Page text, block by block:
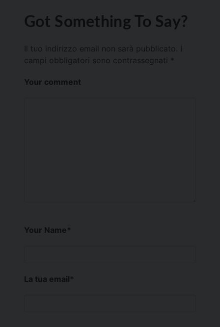
Got Something To Say?
Il tuo indirizzo email non sarà pubblicato.
campi obbligatori sono contrassegnati *
Your comment
Your Name*
La tua email*